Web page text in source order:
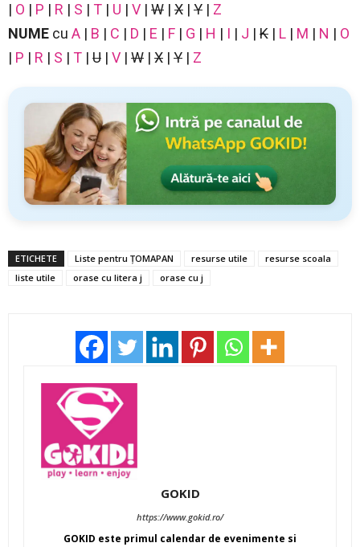
| O | P | R | S | T | U | V | W | X | Y | Z
NUME cu A | B | C | D | E | F | G | H | I | J | K | L | M | N | O
| P | R | S | T | U | V | W | X | Y | Z
ETICHETE Liste pentru ȚOMAPAN resurse utile
resurse scoala
liste utile
orase cu litera j orase cu j
GOKID
https://www.gokid.ro/
GOKID este primul calendar de evenimente si